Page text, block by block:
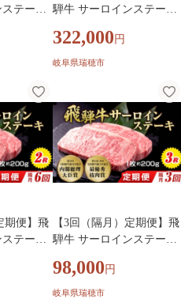
テーキ
イン 赤
牛 ステ
イン 飛騨
サーロ
ギフト
飛騨牛
飛騨牛
騨うし
騨牛 サーロインステーキ
牛 ステーキ サーロイン 赤
身 赤身肉 赤身飛騨牛 ステ
牛 飛騨 牛サーロイン 飛騨
牛サーロイン 和牛サーロ
イン お中元 お歳暮 ギフト
贈答用 牛肉ギフト 飛騨牛
ギフト 和牛ギフト 飛騨牛
赤身 牛肉赤身 飛騨うし
322,000 円
岐阜県瑞穂市
期便】飛
テーキ
イン 赤
牛 ステ
【3回（隔月）定期便】飛
騨牛 サーロインステーキ
牛 ステーキ サーロイン 赤
身 赤身肉 赤身飛騨牛 ステ
98,000 円
岐阜県瑞穂市